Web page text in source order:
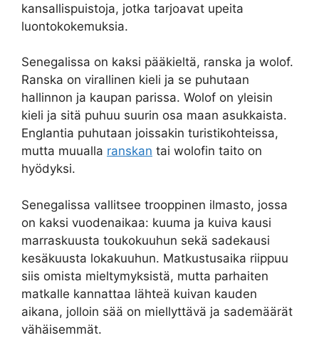
kansallispuistoja, jotka tarjoavat upeita
luontokokemuksia.
Senegalissa on kaksi pääkieltä, ranska ja wolof.
Ranska on virallinen kieli ja se puhutaan
hallinnon ja kaupan parissa. Wolof on yleisin
kieli ja sitä puhuu suurin osa maan asukkaista.
Englantia puhutaan joissakin turistikohteissa,
mutta muualla ranskan tai wolofin taito on
hyödyksi.
Senegalissa vallitsee trooppinen ilmasto, jossa
on kaksi vuodenaikaa: kuuma ja kuiva kausi
marraskuusta toukokuuhun sekä sadekausi
kesäkuusta lokakuuhun. Matkustusaika riippuu
siis omista mieltymyksistä, mutta parhaiten
matkalle kannattaa lähteä kuivan kauden
aikana, jolloin sää on miellyttävä ja sademäärät
vähäisemmät.